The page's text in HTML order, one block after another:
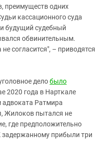
преимуществ одних
кассационного суда
будущий судебный
обвинительным.
согласится", – приводятся
делобыло
2020 года в Нарткале
адвоката Ратмира
Жилоков пытался не
где предположительно
задержанному прибыли три